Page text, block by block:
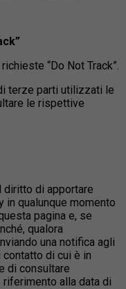
“Do Not Track”.
terze parti utilizzati le
le rispettive
diritto di apportare
qualunque momento
pagina e, se
qualora
una notifica agli
di cui è in
di consultare
alla data di